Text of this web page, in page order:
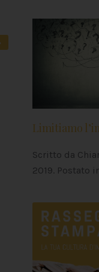
Limitiamo
Scritto da
2019. Postato